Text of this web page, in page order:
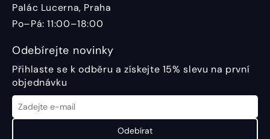
Palác Lucerna, Praha
Po–Pá: 11:00–18:00
Odebírejte novinky
Přihlaste se k odběru a získejte 15% slevu na první
objednávku
Odebírat